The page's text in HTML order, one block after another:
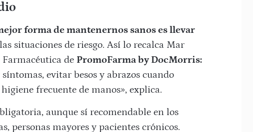
forma de mantenernos sanos es llevar
situaciones de riesgo. Así lo recalca Mar
de PromoFarma by DocMorris:
evitar besos y abrazos cuando
frecuente de manos», explica.
aunque sí recomendable en los
personas mayores y pacientes crónicos.